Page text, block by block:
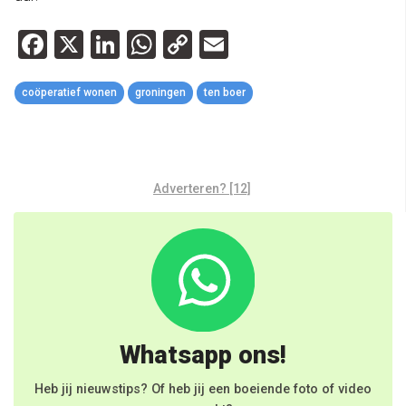
Facebook
X LinkedIn
WhatsApp
Copy
Link
coöperatief wonen groningen ten boer
Adverteren? [12]
Whatsapp ons!
Heb jij nieuwstips? Of heb jij een boeiende foto of video